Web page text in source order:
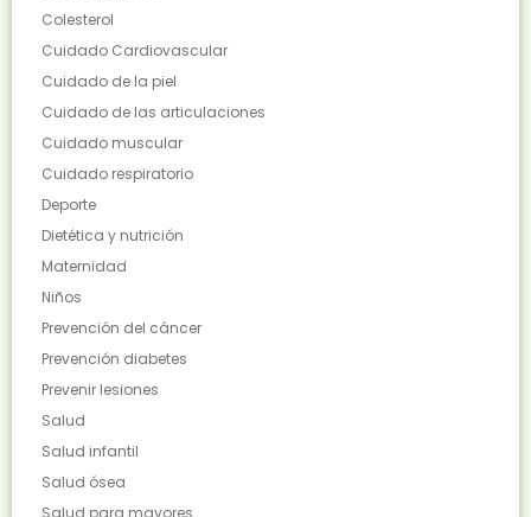
Colesterol
Cuidado Cardiovascular
Cuidado de la piel
Cuidado de las articulaciones
Cuidado muscular
Cuidado respiratorio
Deporte
Dietética y nutrición
Maternidad
Niños
Prevención del cáncer
Prevención diabetes
Prevenir lesiones
Salud
Salud infantil
Salud ósea
Salud para mayores